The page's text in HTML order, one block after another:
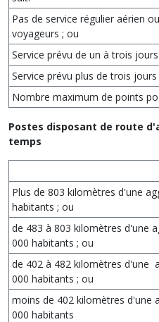
Pas de service régulier aérien
voyageurs ; ou
Service prévu de un à trois
Service prévu plus de trois
Nombre maximum de points
Postes disposant de route
temps
Plus de 803 kilomètres d'une
habitants ; ou
de 483 à 803 kilomètres d'une
000 habitants ; ou
de 402 à 482 kilomètres d'une
000 habitants ; ou
moins de 402 kilomètres d'une
000 habitants